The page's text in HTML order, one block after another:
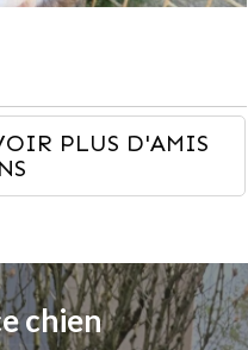
PLUS D'AMIS
chien